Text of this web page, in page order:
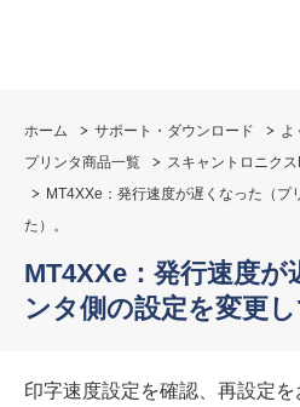
ホーム サポート・ダウンロード よ
プリンタ商品一覧
スキャントロニク
MT4XXe：発行速度が遅くなった（プ
た）。
MT4XXe：発行速度が
ンタ側の設定を変更し
印字速度設定を確認、再設定を